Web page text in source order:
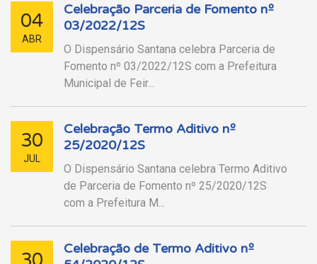
04
ABR
Celebração Parceria de Fomento nº
03/2022/12S
O Dispensário Santana celebra Parceria de
Fomento nº 03/2022/12S com a Prefeitura
Municipal de Feir...
30
JUL
Celebração Termo Aditivo nº
25/2020/12S
O Dispensário Santana celebra Termo Aditivo
de Parceria de Fomento nº 25/2020/12S
com a Prefeitura M...
Celebração de Termo Aditivo nº